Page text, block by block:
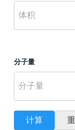
分子量
计算